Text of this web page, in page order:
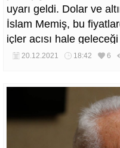
uyarı geldi. Dolar ve
İslam Memiş, bu
içler acısı hale geleceği
20.12.2021 18:42 6